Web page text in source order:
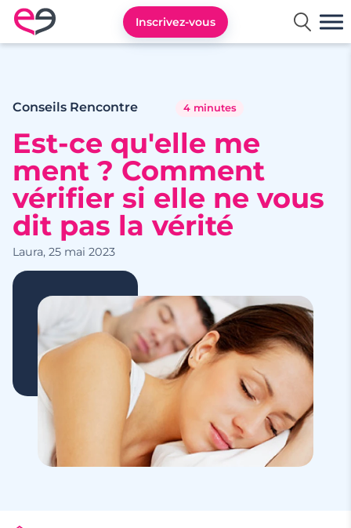
Rencontre en France avec Meetic
Inscrivez-vous
Conseils Rencontre 4 minutes
Est-ce qu'elle me
ment ? Comment
vérifier si elle ne vous
dit pas la vérité
Laura, 25 mai 2023